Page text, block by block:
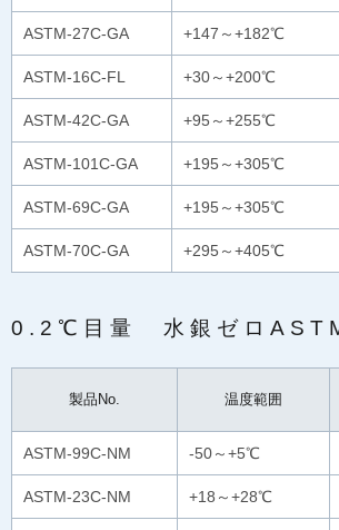
ASTM-27C-GA +147～+182℃
ASTM-16C-FL +30～+200℃
ASTM-42C-GA +95～+255℃
ASTM-101C-GA +195～+305℃
ASTM-69C-GA +195～+305℃
ASTM-70C-GA +295～+405℃
0.2℃目量 水銀ゼロ
製品No. 温度範囲
ASTM-99C-NM -50～+5℃
ASTM-23C-NM +18～+28℃